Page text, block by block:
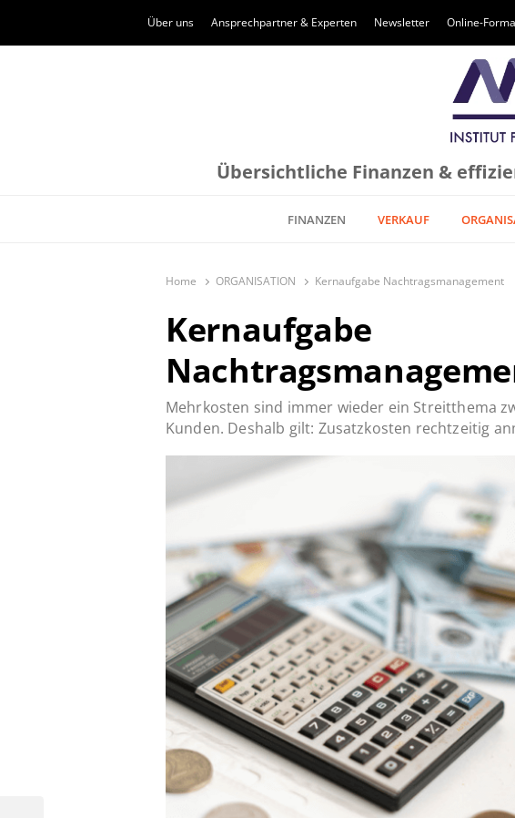
Über uns Ansprechpartner & Experten Newsletter Online-
Übersichtliche Finanzen &
FINANZEN VERKAUF
Home ORGANISATION Kernaufgabe Nachtragsmanagement
Kernaufgabe
Mehrkosten sind immer wieder ein Streitthema
Kunden. Deshalb gilt: Zusatzkosten rechtzeitig